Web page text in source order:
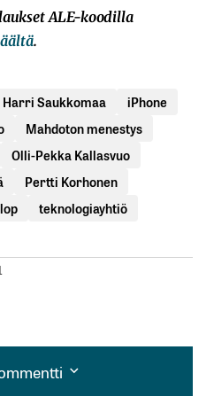
ALE-koodilla
.
Harri Saukkomaa
iPhone
Mahdoton menestys
Olli-Pekka Kallasvuo
Pertti Korhonen
teknologiayhtiö